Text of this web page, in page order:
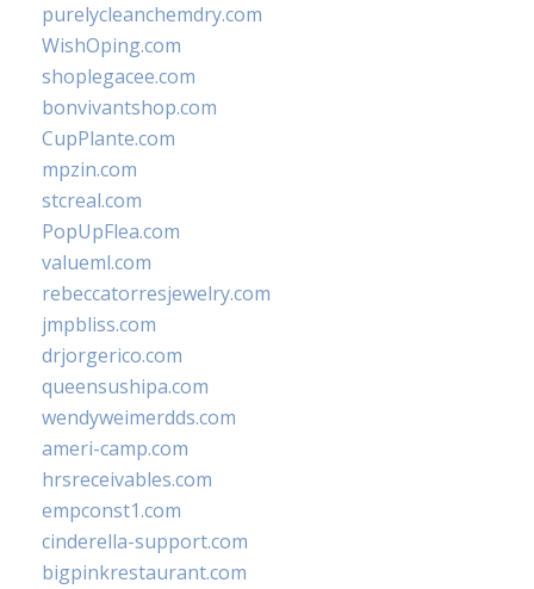
purelycleanchemdry.com
WishOping.com
shoplegacee.com
bonvivantshop.com
CupPlante.com
mpzin.com
stcreal.com
PopUpFlea.com
valueml.com
rebeccatorresjewelry.com
jmpbliss.com
drjorgerico.com
queensushipa.com
wendyweimerdds.com
ameri-camp.com
hrsreceivables.com
empconst1.com
cinderella-support.com
bigpinkrestaurant.com